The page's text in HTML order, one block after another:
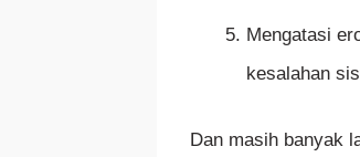
Mengatasi
kesalahan
Dan masih banyak